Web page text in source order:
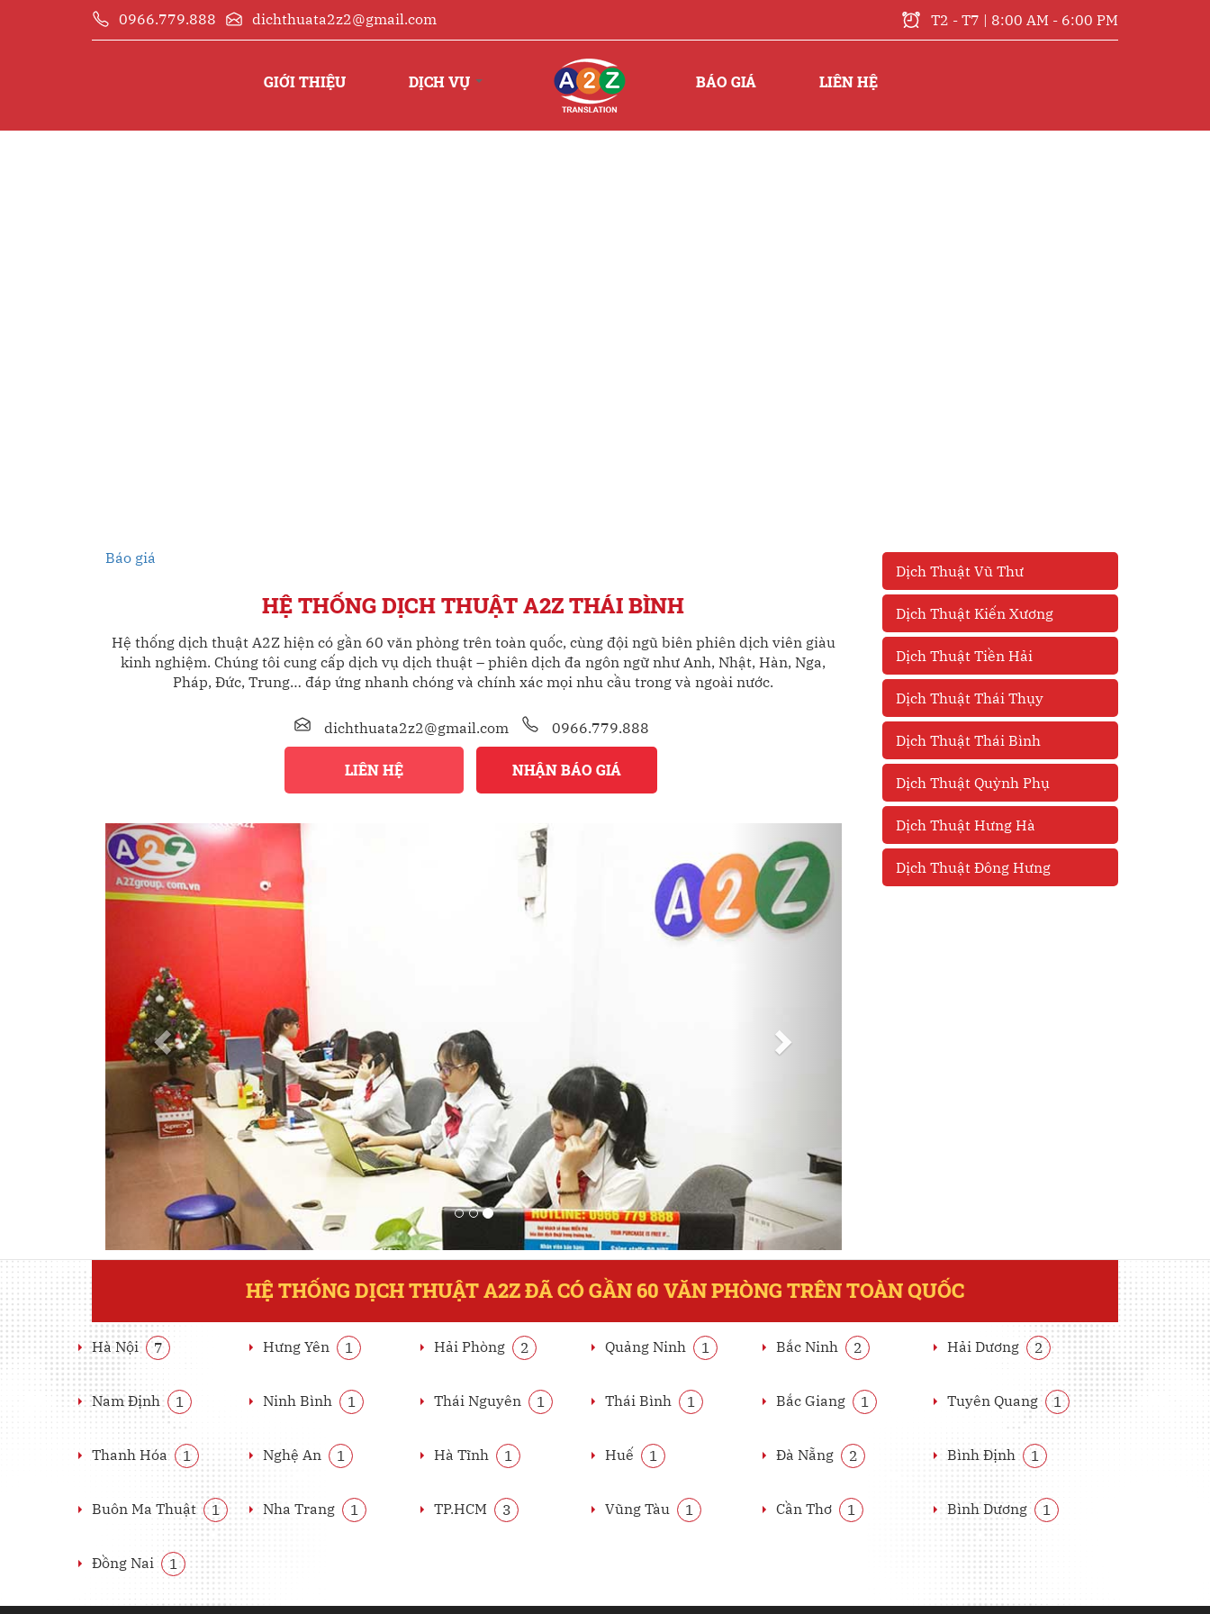
0966.779.888 dichthuata2z2@gmail.com T2 - T7 | 8:00 AM - 6:00 PM
GIỚI THIỆU DỊCH VỤ
TRANG CHỦ
BÁO GIÁ
LIÊN HỆ
Báo giá
HỆ THỐNG DỊCH THUẬT A2Z THÁI BÌNH
Hệ thống dịch thuật A2Z hiện có gần 60 văn phòng trên toàn quốc, cùng đội ngũ biên phiên dịch viên giàu
kinh nghiệm. Chúng tôi cung cấp dịch vụ dịch thuật – phiên dịch đa ngôn ngữ như Anh, Nhật, Hàn, Nga,
Pháp, Đức, Trung… đáp ứng nhanh chóng và chính xác mọi nhu cầu trong và ngoài nước.
dichthuata2z2@gmail.com 0966.779.888
LIÊN HỆ NHẬN BÁO GIÁ
Dịch Thuật Vũ Thư
Dịch Thuật Kiến Xương
Dịch Thuật Tiền Hải
Dịch Thuật Thái Thụy
Dịch Thuật Thái Bình
Dịch Thuật Quỳnh Phụ
Dịch Thuật Hưng Hà
Dịch Thuật Đông Hưng
HỆ THỐNG DỊCH THUẬT A2Z ĐÃ CÓ GẦN 60 VĂN PHÒNG TRÊN TOÀN QUỐC
Hà Nội 7 Hưng Yên 1 Hải Phòng 2 Quảng Ninh 1 Bắc Ninh 2 Hải Dương 2
Nam Định 1 Ninh Bình 1 Thái Nguyên 1 Thái Bình 1 Bắc Giang 1 Tuyên Quang 1
Thanh Hóa 1 Nghệ An 1 Hà Tĩnh 1 Huế 1 Đà Nẵng 2 Bình Định 1
Buôn Ma Thuật 1 Nha Trang 1 TP.HCM 3 Vũng Tàu 1 Cần Thơ 1 Bình Dương 1
Đồng Nai 1